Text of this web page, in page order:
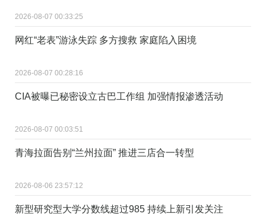
2026-08-07 00:33:25
网红“老表”游泳失踪 多方搜救 家庭陷入困境
2026-08-07 00:28:16
CIA被曝已秘密设立古巴工作组 加强情报渗透活动
2026-08-07 00:03:51
青海拉面告别“兰州拉面” 推进三店合一转型
2026-08-06 23:57:12
新型研究型大学分数线超过985 持续上新引发关注